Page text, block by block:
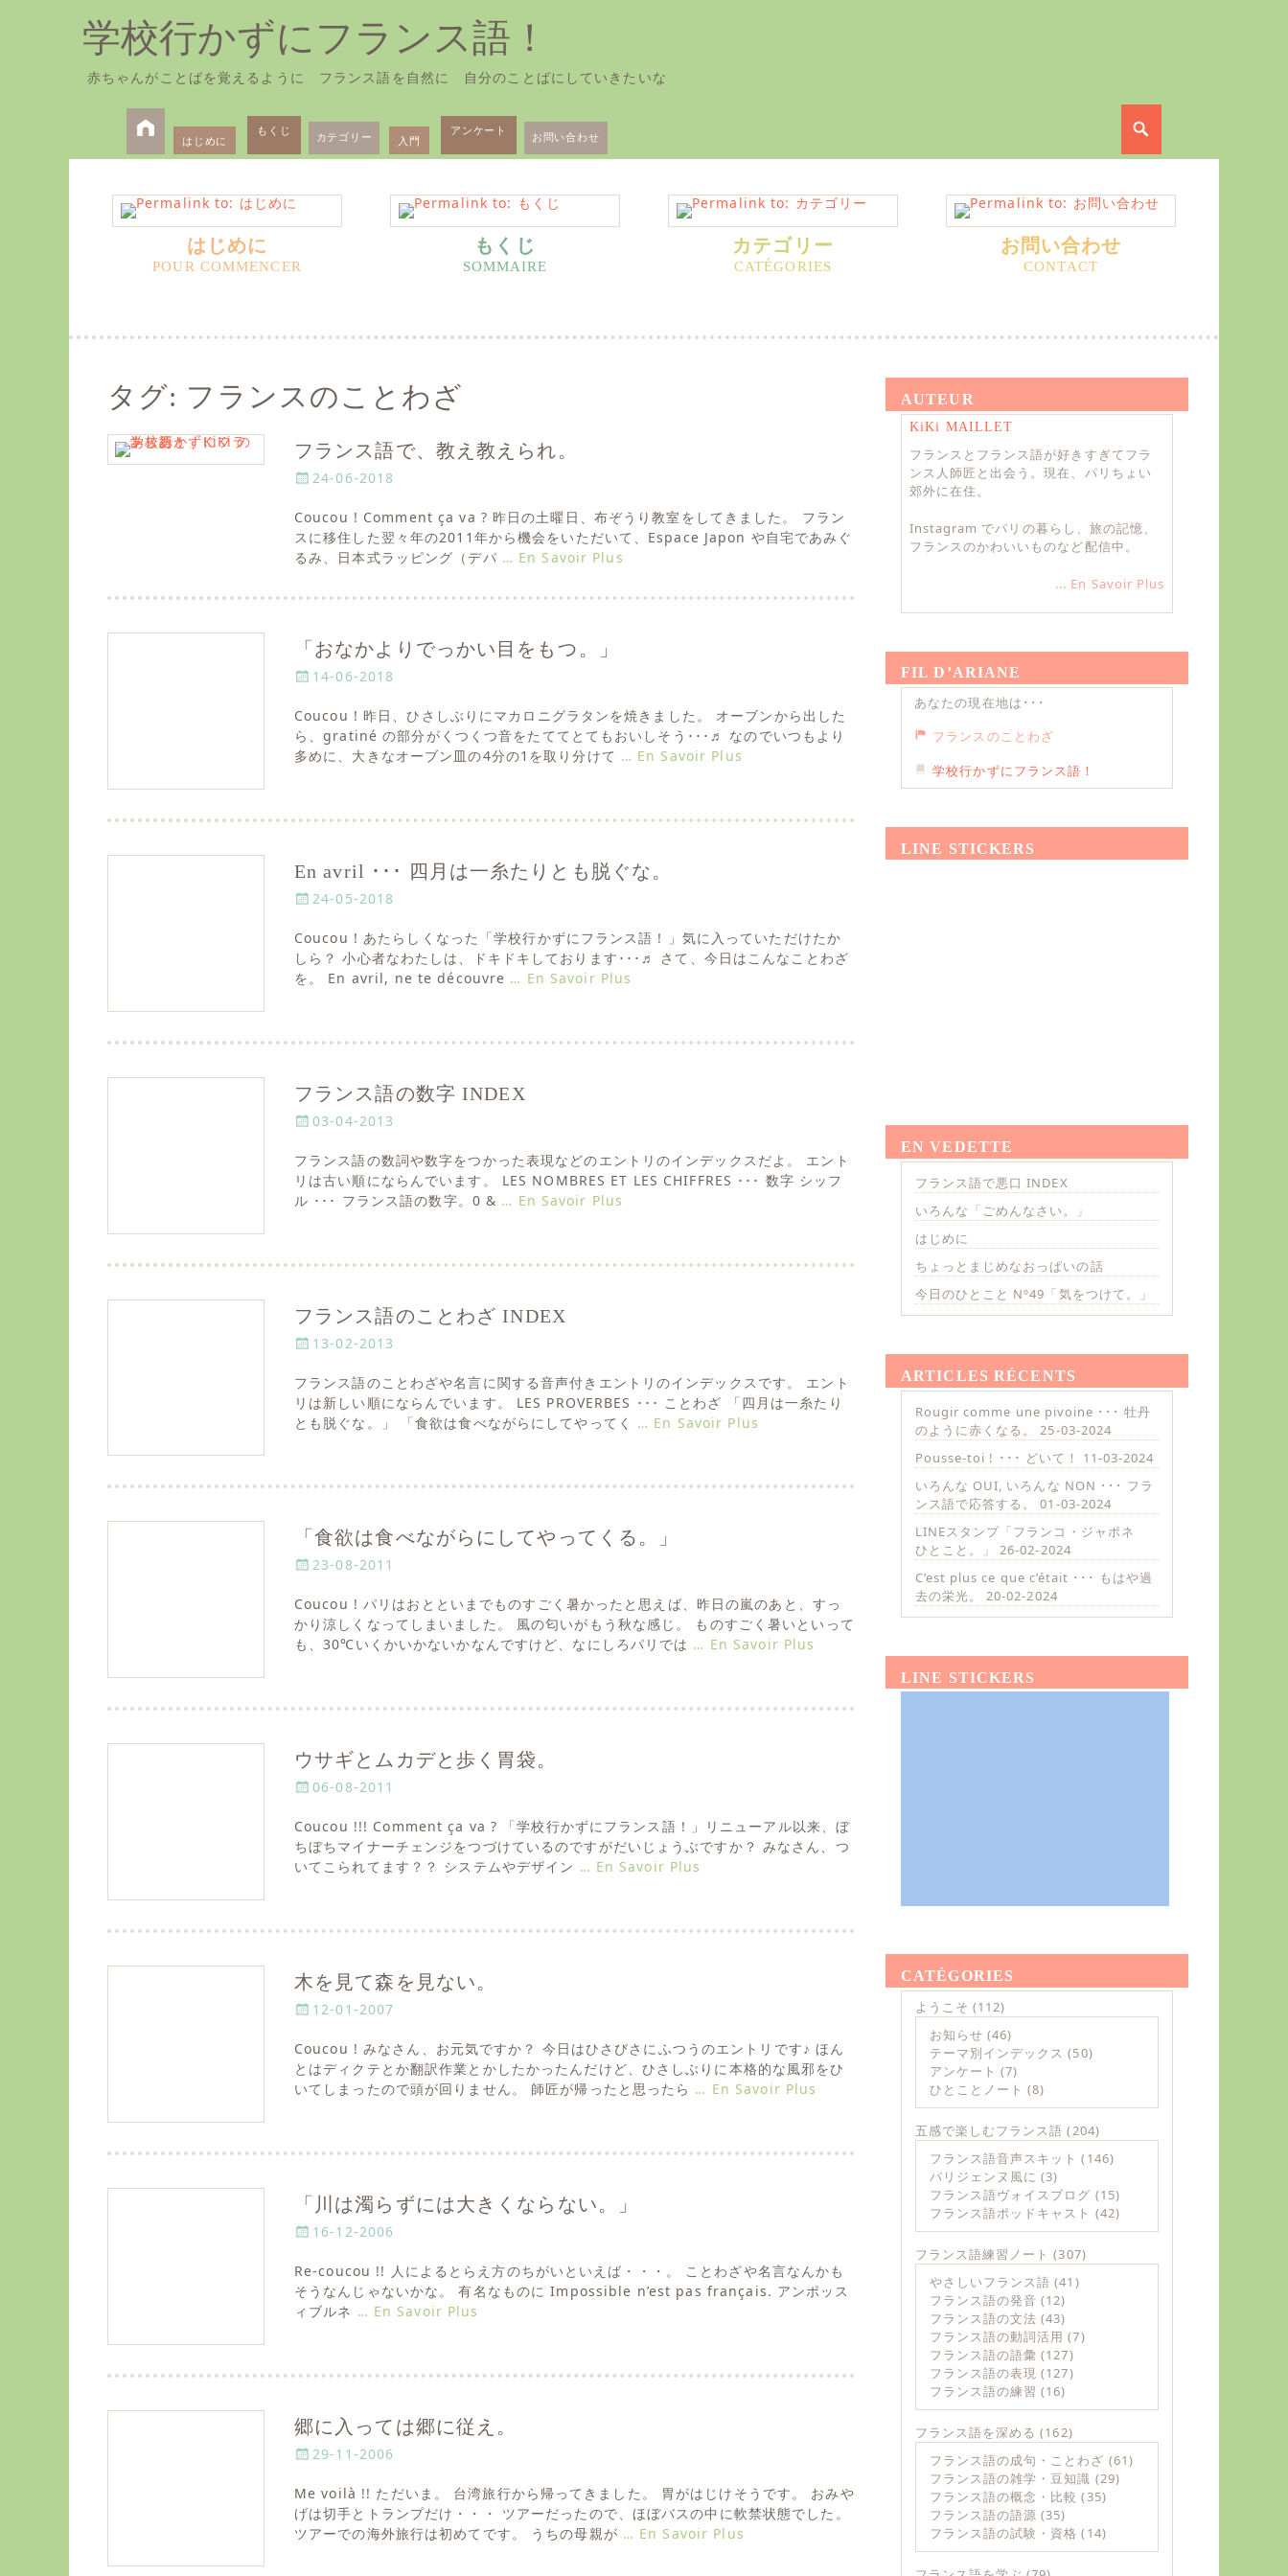
学校行かずにフランス語！
赤ちゃんがことばを覚えるように フランス語を自然に 自分のことばにしていきたいな
Primary
Menu
Skip
to
content
はじめに
もくじ カテゴリー 入門
アンケート お問い合わせ
はじめに もくじ カテゴリー お問い合わせ
タグ: フランスのことわざ
フランス語で、教え教えられ。
P
s
t
e
o
24-06-2018
Coucou ! Comment ça va ? 昨日の土曜日、布ぞうり教室をしてきました。 フラン
スに移住した翌々年の2011年から機会をいただいて、Espace Japon や自宅であみぐ
るみ、日本式ラッピング（デパ … En Savoir Plus
「おなかよりでっかい目をもつ。」
P
s
t
e
n
14-06-2018
Coucou ! 昨日、ひさしぶりにマカロニグラタンを焼きました。 オーブンから出した
ら、gratiné の部分がくつくつ音をたててとてもおいしそう･･･♬ なのでいつもより
多めに、大きなオーブン皿の4分の1を取り分けて … En Savoir Plus
En avril ･･･ 四月は一糸たりとも脱ぐな。
P
s
t
e
n
24-05-2018
Coucou ! あたらしくなった「学校行かずにフランス語！」気に入っていただけたか
しら？ 小心者なわたしは、ドキドキしております･･･♬ さて、今日はこんなことわざ
を。 En avril, ne te découvre … En Savoir Plus
フランス語の数字 INDEX
P
s
t
e
n
03-04-2013
フランス語の数詞や数字をつかった表現などのエントリのインデックスだよ。 エント
リは古い順にならんでいます。 LES NOMBRES ET LES CHIFFRES ･･･ 数字 シッフ
ル ･･･ フランス語の数字。0 & … En Savoir Plus
フランス語のことわざ INDEX
P
s
t
e
n
13-02-2013
フランス語のことわざや名言に関する音声付きエントリのインデックスです。 エント
リは新しい順にならんでいます。 LES PROVERBES ･･･ ことわざ 「四月は一糸たり
とも脱ぐな。」 「食欲は食べながらにしてやってく … En Savoir Plus
「食欲は食べながらにしてやってくる。」
P
s
t
e
n
23-08-2011
Coucou ! パリはおとといまでものすごく暑かったと思えば、昨日の嵐のあと、すっ
かり涼しくなってしまいました。 風の匂いがもう秋な感じ。 ものすごく暑いといって
も、30℃いくかいかないかなんですけど、なにしろパリでは … En Savoir Plus
ウサギとムカデと歩く胃袋。
P
s
t
e
n
06-08-2011
Coucou !!! Comment ça va ? 「学校行かずにフランス語！」リニューアル以来、ぼ
ちぼちマイナーチェンジをつづけているのですがだいじょうぶですか？ みなさん、つ
いてこられてます？？ システムやデザイン … En Savoir Plus
木を見て森を見ない。
P
s
t
e
n
12-01-2007
Coucou ! みなさん、お元気ですか？ 今日はひさびさにふつうのエントリです♪ ほん
とはディクテとか翻訳作業とかしたかったんだけど、ひさしぶりに本格的な風邪をひ
いてしまったので頭が回りません。 師匠が帰ったと思ったら … En Savoir Plus
「川は濁らずには大きくならない。」
P
s
t
e
n
16-12-2006
Re-coucou !! 人によるとらえ方のちがいといえば・・・。 ことわざや名言なんかも
そうなんじゃないかな。 有名なものに Impossible n’est pas français. アンポッス
ィブルネ … En Savoir Plus
郷に入っては郷に従え。
P
s
t
e
29-11-2006
Me voilà !! ただいま。 台湾旅行から帰ってきました。 胃がはじけそうです。 おみや
げは切手とトランプだけ・・・ ツアーだったので、ほぼバスの中に軟禁状態でした。
ツアーでの海外旅行は初めてです。 うちの母親が … En Savoir Plus
AUTEUR
KiKi MAILLET
フランスとフランス語が好きすぎてフラ
ンス人師匠と出会う。現在、パリちょい
郊外に在住。
Instagram でパリの暮らし、旅の記憶、
フランスのかわいいものなど配信中。
... En Savoir Plus
FIL D’ARIANE
あなたの現在地は･･･
フランスのことわざ
学校行かずにフランス語！
LINE STICKERS
EN VEDETTE
フランス語で悪口 INDEX
いろんな「ごめんなさい。」
はじめに
ちょっとまじめなおっぱいの話
今日のひとこと Nº49「気をつけて。」
ARTICLES RÉCENTS
Rougir comme une pivoine ･･･ 牡丹
のように赤くなる。
25-03-2024
Pousse-toi ! ･･･ どいて！
11-03-2024
いろんな OUI, いろんな NON ･･･ フラ
ンス語で応答する。
01-03-2024
LINEスタンプ「フランコ・ジャポネ
ひとこと。」
26-02-2024
C’est plus ce que c’était ･･･ もはや過
去の栄光。
20-02-2024
LINE STICKERS
CATÉGORIES
ようこそ (112)
お知らせ (46)
テーマ別インデックス (50)
アンケート (7)
ひとことノート (8)
五感で楽しむフランス語 (204)
フランス語音声スキット (146)
パリジェンヌ風に (3)
フランス語ヴォイスブログ (15)
フランス語ポッドキャスト (42)
フランス語練習ノート (307)
やさしいフランス語 (41)
フランス語の発音 (12)
フランス語の文法 (43)
フランス語の動詞活用 (7)
フランス語の語彙 (127)
フランス語の表現 (127)
フランス語の練習 (16)
フランス語を深める (162)
フランス語の成句・ことわざ (61)
フランス語の雑学・豆知識 (29)
フランス語の概念・比較 (35)
フランス語の語源 (35)
フランス語の試験・資格 (14)